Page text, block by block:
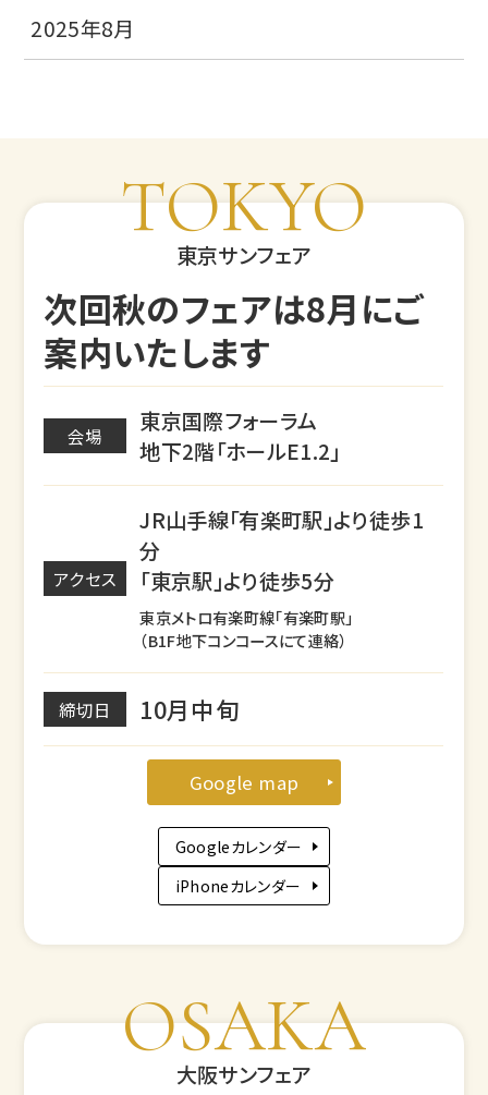
2025年8月
TOKYO
東京サンフェア
次回秋のフェアは8月にご
案内いたします
会場
東京国際フォーラム
地下2階「ホールE1.2」
アクセス
JR山手線「有楽町駅」より徒歩1
分
「東京駅」より徒歩5分
東京メトロ有楽町線「有楽町駅」
（B1F地下コンコースにて連絡）
締切日 10月中旬
Google map
Googleカレンダー
iPhoneカレンダー
OSAKA
大阪サンフェア